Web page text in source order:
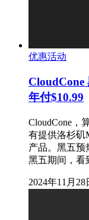
优惠活动
CloudCone
年付$10.99
CloudCone，
有提供洛杉矶
产品。黑五预
黑五期间，
2024年11月28